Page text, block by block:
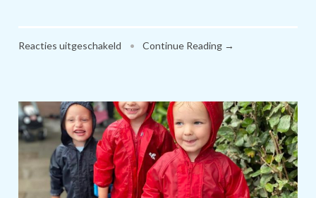
Reacties uitgeschakeldvoor
leidster
2022
• Continue Reading →